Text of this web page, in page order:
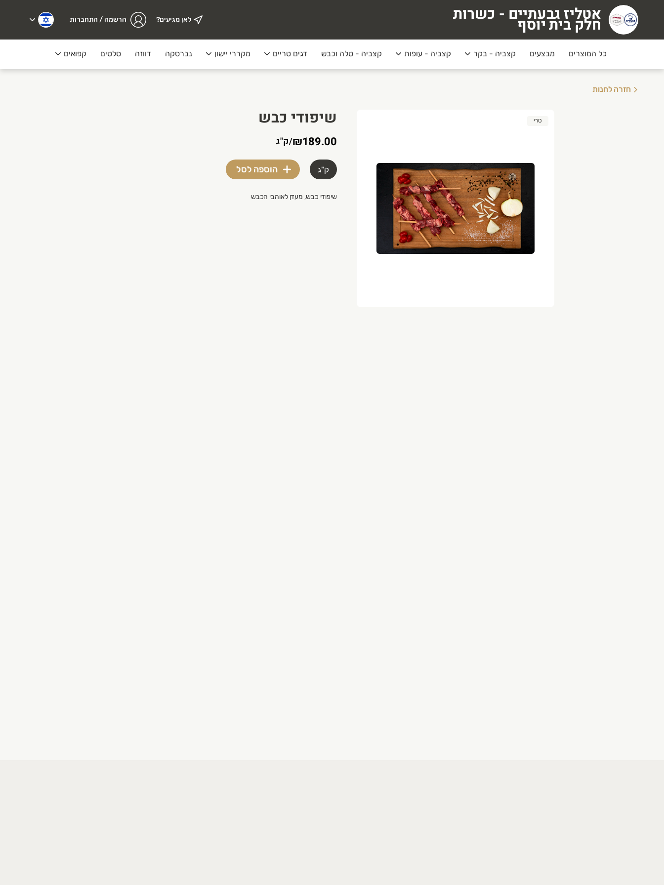
אטליז גבעתיים - כשרות חלק בית יוסף
אטליז גבעתיים - כשרות
חלק בית יוסף לאן מגיעים? הרשמה / התחברות
כל המוצרים מבצעים קצביה - בקר קצביה - עופות קצביה - טלה וכבש דגים טריים מקררי יישון נברסקה דווזה סלטים קפואים
חזרה לחנות
טרי שיפודי כבש
₪189.00
/ק"ג
ק"ג הוספה לסל
שיפודי כבש, מעדן לאוהבי הכבש